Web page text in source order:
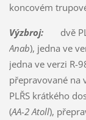
koncovém
Výzbroj:dvě
Anab), jedna ve
jedna ve verzi R-
přepravované na
PLŘS krátkého
(AA-2 Atoll),